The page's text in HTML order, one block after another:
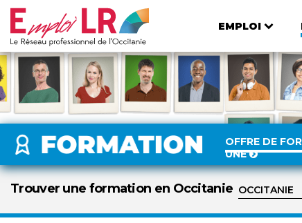
EMPLOI
OFFRE DE
UNE
Trouver une formation en Occitanie